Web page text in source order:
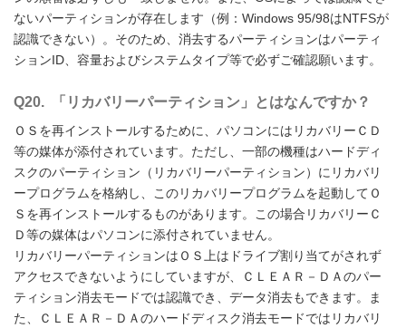
ないパーティションが存在します（例：Windows 95/98はNTFSが
認識できない）。そのため、消去するパーティションはパーティ
ションID、容量およびシステムタイプ等で必ずご確認願います。
Q20. 「リカバリーパーティション」とはなんですか？
ＯＳを再インストールするために、パソコンにはリカバリーＣＤ
等の媒体が添付されています。ただし、一部の機種はハードディ
スクのパーティション（リカバリーパーティション）にリカバリ
ープログラムを格納し、このリカバリープログラムを起動してＯ
Ｓを再インストールするものがあります。この場合リカバリーＣ
Ｄ等の媒体はパソコンに添付されていません。
リカバリーパーティションはＯＳ上はドライブ割り当てがされず
アクセスできないようにしていますが、ＣＬＥＡＲ－ＤＡのパー
ティション消去モードでは認識でき、データ消去もできます。ま
た、ＣＬＥＡＲ－ＤＡのハードディスク消去モードではリカバリ